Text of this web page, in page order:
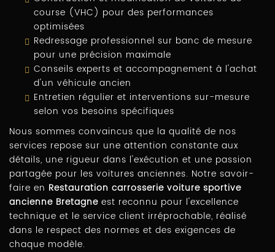
course (VHC) pour des performances
optimisées
Redressage professionnel sur banc de mesure
pour une précision maximale
Conseils experts et accompagnement à l'achat
d'un véhicule ancien
Entretien régulier et interventions sur-mesure
selon vos besoins spécifiques
Nous sommes convaincus que la qualité de nos
services repose sur une attention constante aux
détails, une rigueur dans l'exécution et une passion
partagée pour les voitures anciennes. Notre savoir-
faire en Restauration carrosserie voiture sportive
ancienne Bretagne est reconnu pour l'excellence
technique et le service client irréprochable, réalisé
dans le respect des normes et des exigences de
chaque modèle.